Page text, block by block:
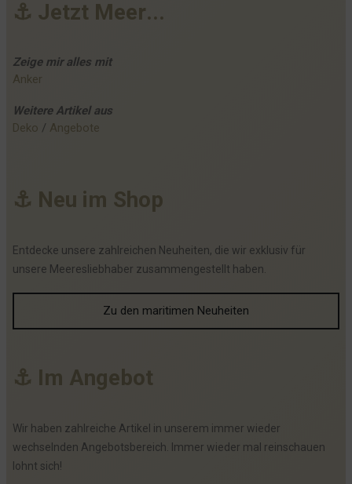
⚓ Jetzt Meer...
Zeige mir alles mit
Anker
Weitere Artikel aus
Deko / Angebote
⚓ Neu im Shop
Entdecke unsere zahlreichen Neuheiten, die wir exklusiv für
unsere Meeresliebhaber zusammengestellt haben.
Zu den maritimen Neuheiten
⚓ Im Ange bot
Wir haben zahlreiche Artikel in unserem immer wieder
wechselnden Angebotsbereich. Immer wieder mal reinschauen
lohnt sich!